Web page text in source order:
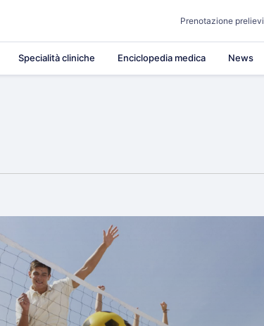
Prenotazione prelievi
Specialità cliniche Enciclopedia medica News